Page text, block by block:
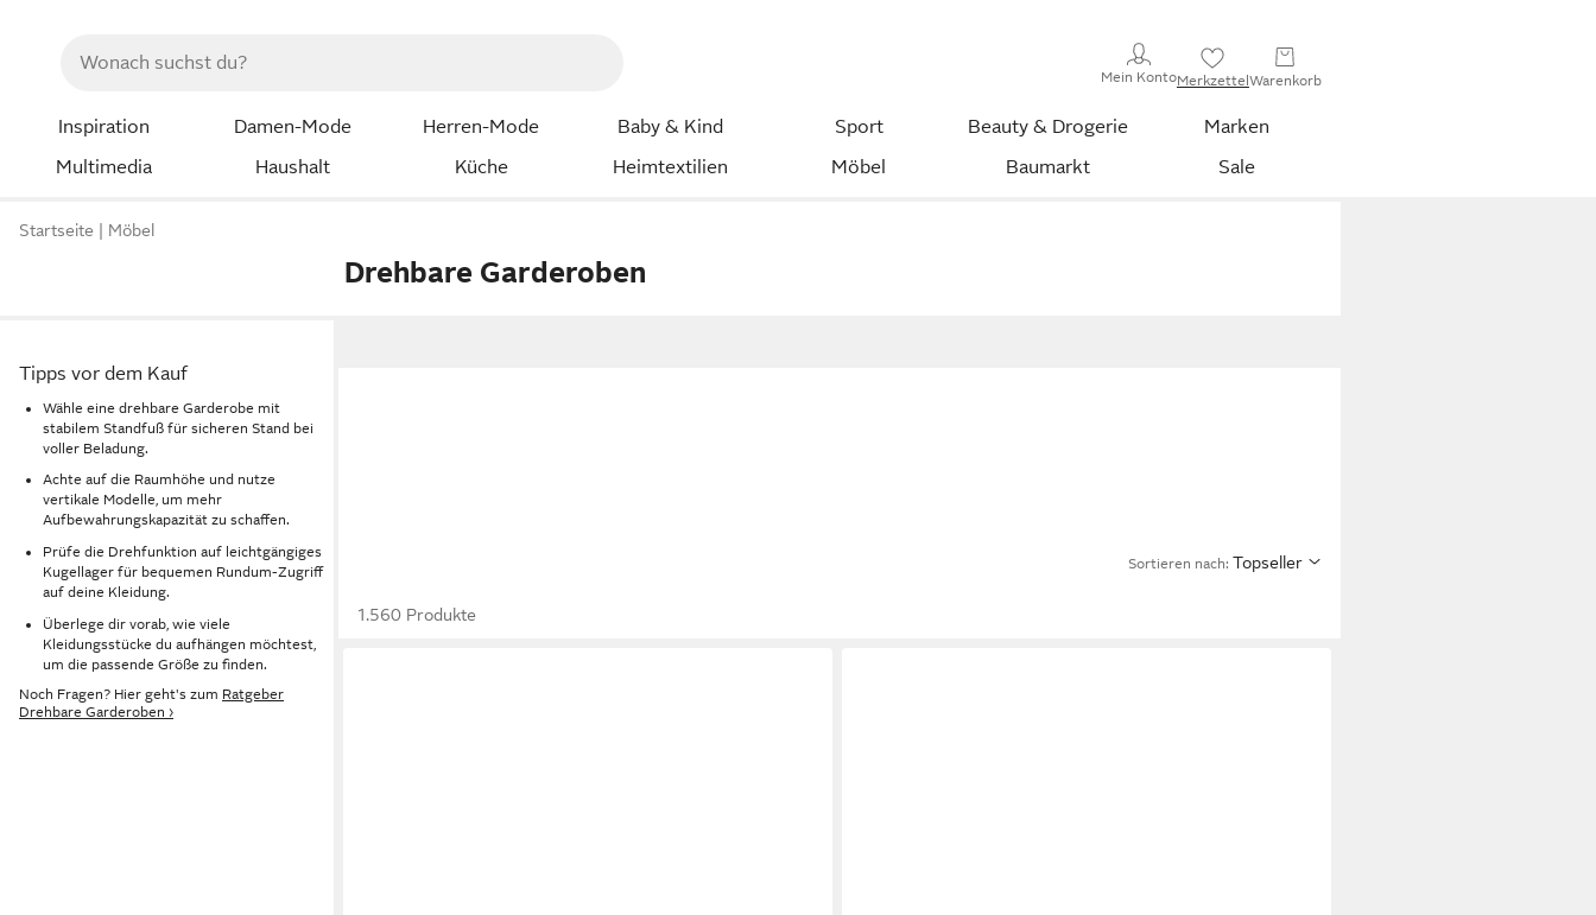
Mein KontoMerkzettelWarenkorb
Inspiration Damen-Mode Herren-Mode Baby & Kind Sport Beauty & Drogerie
Marken
Multimedia
Haushalt Küche Heimtextilien Möbel Baumarkt Sale
Startseite Möbel
Drehbare Garderoben
Tipps vor dem Kauf
Wähle eine drehbare Garderobe mit
stabilem Standfuß für sicheren Stand bei
voller Beladung.
Achte auf die Raumhöhe und nutze
vertikale Modelle, um mehr
Aufbewahrungskapazität zu schaffen.
Prüfe die Drehfunktion auf leichtgängiges
Kugellager für bequemen Rundum-Zugriff
auf deine Kleidung.
Überlege dir vorab, wie viele
Kleidungsstücke du aufhängen möchtest,
um die passende Größe zu finden.
Noch Fragen? Hier geht's zum Ratgeber
Drehbare Garderoben ›
Sortieren nach: Topseller
1.560 Produkte